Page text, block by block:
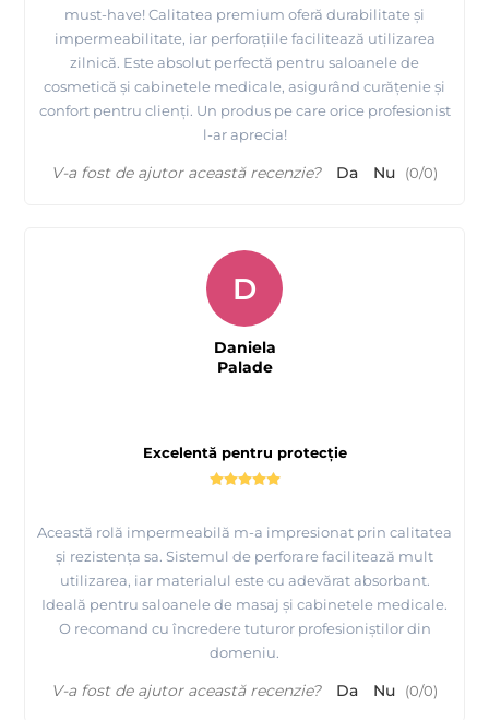
must-have! Calitatea premium oferă durabilitate și
impermeabilitate, iar perforațiile facilitează utilizarea
zilnică. Este absolut perfectă pentru saloanele de
cosmetică și cabinetele medicale, asigurând curățenie și
confort pentru clienți. Un produs pe care orice profesionist
l-ar aprecia!
V-a fost de ajutor această recenzie? Da Nu (0/0)
Excelentă pentru protecție
Această rolă impermeabilă m-a impresionat prin calitatea
și rezistența sa. Sistemul de perforare facilitează mult
utilizarea, iar materialul este cu adevărat absorbant.
Ideală pentru saloanele de masaj și cabinetele medicale.
O recomand cu încredere tuturor profesioniștilor din
domeniu.
D
Daniela
Palade
V-a fost de ajutor această recenzie? Da Nu (0/0)